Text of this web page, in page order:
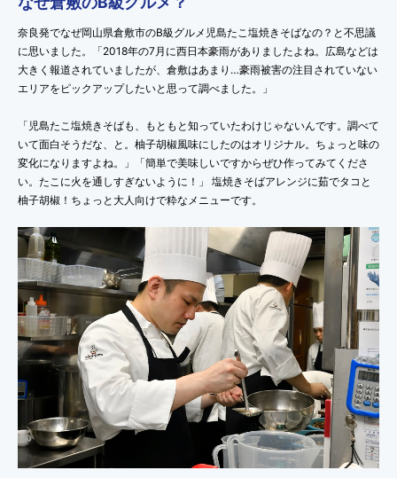
奈良発でなぜ岡山県倉敷市のB級グルメ児島たこ塩焼きそばなの？と不思議
に思いました。「2018年の7月に西日本豪雨がありましたよね。広島などは
大きく報道されていましたが、倉敷はあまり…豪雨被害の注目されていない
エリアをピックアップしたいと思って調べました。」
「児島たこ塩焼きそばも、もともと知っていたわけじゃないんです。調べて
いて面白そうだな、と。柚子胡椒風味にしたのはオリジナル。ちょっと味の
変化になりますよね。」「簡単で美味しいですからぜひ作ってみてくださ
い。たこに火を通しすぎないように！」 塩焼きそばアレンジに茹でタコと
柚子胡椒！ちょっと大人向けで粋なメニューです。